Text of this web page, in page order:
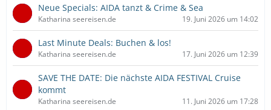
Neue Specials: AIDA tanzt & Crime & Sea
Katharina seereisen.de 19. Juni 2026 um 14:02
Last Minute Deals: Buchen & los!
Katharina seereisen.de 17. Juni 2026 um 12:39
SAVE THE DATE: Die nächste AIDA FESTIVAL Cruise
kommt
Katharina seereisen.de 11. Juni 2026 um 17:28